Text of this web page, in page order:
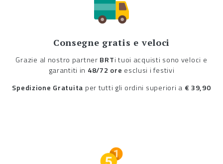
Consegne gratis e veloci
Grazie al nostro partner BRTi tuoi acquisti sono veloci e
garantiti in 48/72 ore esclusi i festivi
Spedizione Gratuita per tutti gli ordini superiori a € 39,90